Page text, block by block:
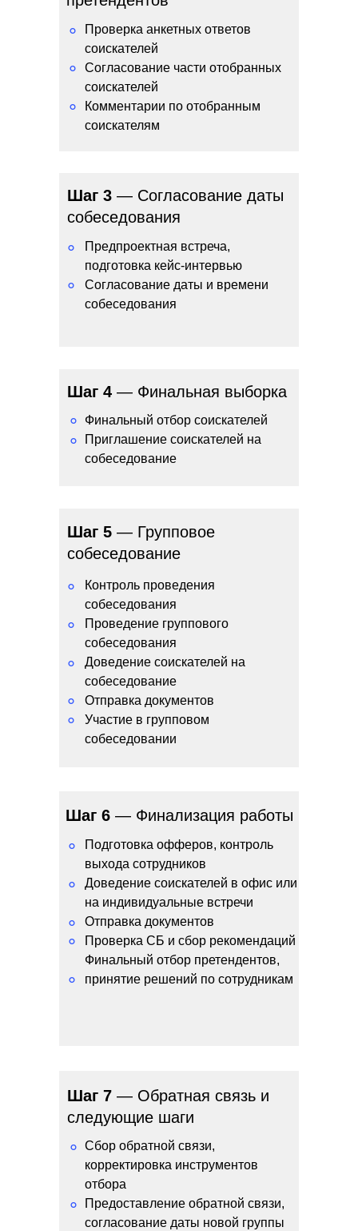
Проверка анкетных ответов
соискателей
Согласование части отобранных
соискателей
Комментарии по отобранным
соискателям
°
°
°
Шаг 3 — Согласование даты
собеседования
Предпроектная встреча,
подготовка кейс-интервью
Согласование даты и времени
собеседования
°
°
Шаг 4 — Финальная выборка
Финальный отбор соискателей
Приглашение соискателей на
собеседование
°
°
Шаг 5 — Групповое
собеседование
Контроль проведения
собеседования
Проведение группового
собеседования
Доведение соискателей на
собеседование
Отправка документов
Участие в групповом
собеседовании
°
°
Шаг 6 — Финализация работы
Подготовка офферов, контроль
выхода сотрудников
Доведение соискателей в офис или
на индивидуальные встречи
Отправка документов
Проверка СБ и сбор рекомендаций
Финальный отбор претендентов,
принятие решений по сотрудникам
°
°
°
°
°
°
°
°
Шаг 7 — Обратная связь и
следующие шаги
Сбор обратной связи,
корректировка инструментов
отбора
Предоставление обратной связи,
согласование даты новой группы
°
°